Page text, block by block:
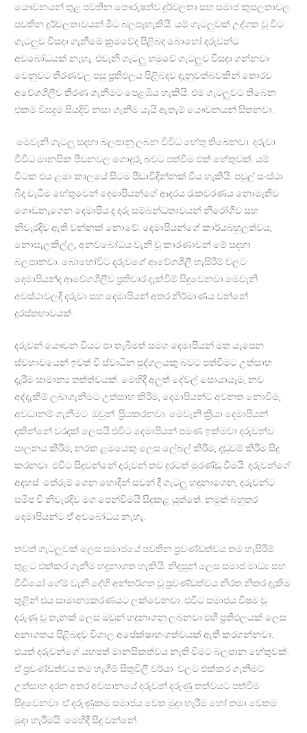
යෞවනයන් තුළ පවතින පෞරුෂත්ව දුර්වලතා සහ සමාජ කුසලතාවල
පවතින දුර්වලතාවයන් මීට බලපෑහැකියි. යම් ගැටලුවක් උද්ගත වූ විට
ගැටලුව විසදා ගැනීමේ ක්‍රමවේද පිළිබද බොහෝ දරුවන්ට
අවබෝධයක් නැහැ. එවැනි ගැටලු හමුවේ ගැටලුව විසදා ගන්නවා
වෙනුවට තීරණවල පසු ප්‍රතිඵලය පිළිබදව දැනුවත්බවකින් තොරව
අවේගශීලීව තීරණ ගැනීමට පෙළඹිය හැකියි. එම ගැටලුවට තිබෙන
එකම විසදුම සියදිවි නසා ගැනීම යැයි ඇතැම් යෞවනයන් සිතනවා.
මෙවැනි ගැටලු සදහා බලපානු ලබන විවිධ හේතු තිබෙනවා. දරුවා
විවිධ මානසික පීඩනවල ගොදුරු බවට පත්වීම එක් හේතුවක්. යම්
විටක එය ළමා කාලයේ සිටම පීඩාවිදින්නක් විය හැකියි. පවුල් සංස්ථා
බිද වැටීම හේතුවෙන් දෙමාපියන්ගේ ආදරය රැකවරණය නොමැතිව
ගොඩනැගෙන දෙමාපිය දූ දරු සම්බන්ධතාවයන් නිරෝගීව සහ
නිවැරදිව ඇති වන්නක් නොවේ. දෙමාපියන්ගේ කාර්යබහුලත්වය,
නොසැලකිල්ල, අනවබෝධය වැනි වූ කාරණාවන් මේ සදහා
බලපානවා. බොහෝවිට දරුවගේ ආවේගශීලී හැසිරීම් වලට
දෙමාපියන්ද ආවේගශීලීව ප්‍රතිචාර දැක්වීම් සිදුවෙනවා.මෙවැනි
අවස්ථාවලදී දරුවා සහ දෙමාපියන් අතර නිර්මාණය වන්නේ
දුරස්තභාවයක්.
දරුවන් යෞවන වියට පා තැබීමත් සමග දෙමාපියන් මත යැපෙන
ස්වභාවයෙන් ඉවත් වී ස්වාධීන පුද්ගලයකු බවට පත්වීමට උත්සාහ
දැරීම සාමාන්‍ය තත්ත්වයක්. මෙහිදී අලුත් දේවල් සොයායෑම, නව
අද්දැකීම් ලබාගැනීමට උත්සාහ කිරීම, දෙමාපියන්ට අවනත නොවීම,
අවධානම් ගැනීමට ඔවුන් ප්‍රියකරනවා. මෙවැනි ක්‍රියා දෙමාපියන්
දකින්නේ වරදක් ලෙසයි.එවිට දෙමාපියන් පමණ ඉක්මවා දරුවන්ව
පාලනය කිරීම, නරක ළමයෙකු ලෙස ලේබල් කිරීම, දඩුවම් කිරීම සිදු
කරනවා. එවිට සිදුවන්නේ දරුවන් තව දුරටත් මුරණ්ඩු වීමයි. දරුවන්ගේ
අදහස් තේරුම් ගෙන හොදින් සවන් දී ගැටලු හදුනාගෙන, දරුවන්ට
සමීප වී නිවැරදිව මග පෙන්වීමයි සිදුකළ යුත්තේ. නමුත් බහුතර
දෙමාපියන්ට ඒ් අවබෝධය නැහැ.
තවත් ගැටලුවක් ලෙස සමාජයේ පවතින ප්‍රචණ්ඩත්වය තම හැසිරීම්
තුළට එක්කර ගැනීම හදුනාගත හැකියි. නිදසුන් ලෙස සමාජ මාධ්‍ය සහ
වීඩියෝ ගේම් වැනි දේහි අන්තර්ගත වූ ප්‍රචණ්ඩත්වය නිරත නිතර දැකිම
තුළින් එය සාමාන්‍යකරණයට ලක්වෙනවා. එවිට සමාජය විෂම වූ
දරුණු වූ තැනක් ලෙස ඔවුන් හදුනාගනු ලබනවා.එහි ප්‍රතිඵලයක් ලෙස
අනාගතය පිළිබදව විශාල අපේක්ෂාභංගත්වයක් ඇති කරගන්නවා.
එයත් දරුවන්ගේ යහපත් මානසිකත්වය නැති වීමට බලපාන හේතුවක්.
ඒ ප්‍රචණ්ඩත්වය තම හැගීම් සිතුවිලි චර්යා වලට එක්කර ගැනීමට
උත්සාහ දරන අතර අවසානයේ දරුවන් දරුණු තත්වයට පත්වීම
සිදුවෙනවා. ඒ දරුණුකම සමාජය වෙත මුදා හැරීම හෝ තමා වෙතම
මුදා හැරීමයි මෙහිදී සිදු වන්නේ.